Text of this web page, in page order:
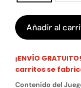
Añadir al
¡ENVÍO
carritos se
Contenido del